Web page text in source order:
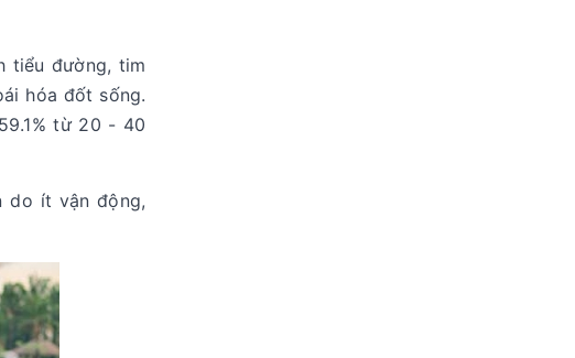
tiểu đường, tim
hóa đốt sống.
từ 20 - 40
do ít vận động,